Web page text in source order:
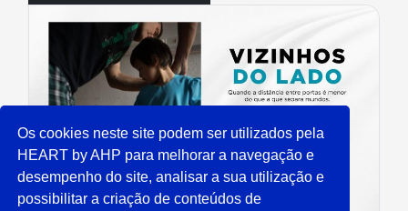
Os cookies neste site podem ser utilizados pela
HEART by AHP para melhorar a navegação e
desempenho do site, analisar a sua utilização e
possibilitar a criação de conteúdos de